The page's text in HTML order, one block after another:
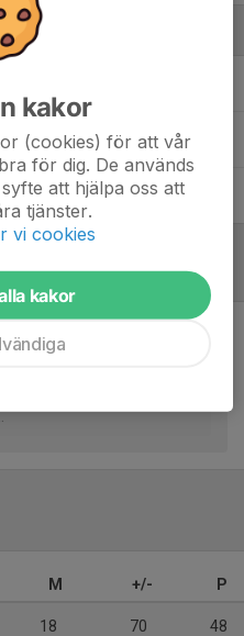
skrivet
M +/- P
18 70 48
kakor
(cookies) för att vår
för dig. De används
att hjälpa oss att
tjänster.
vi cookies
kakor